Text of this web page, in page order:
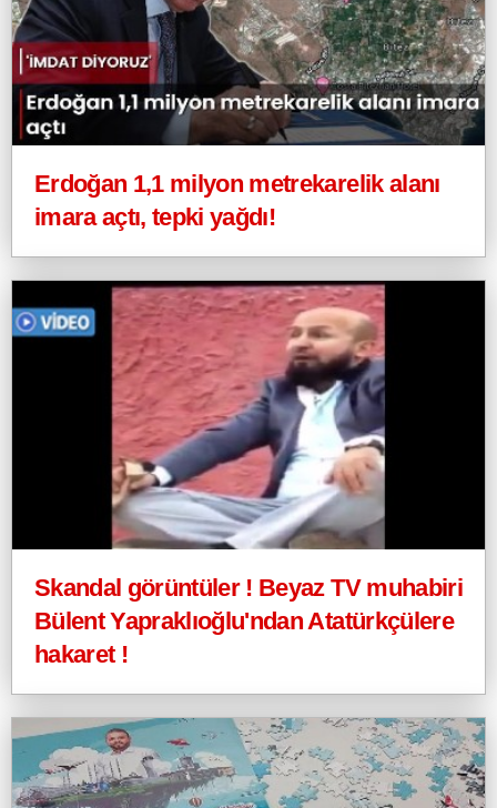
Erdoğan 1,1 milyon metrekarelik alanı
imara açtı, tepki yağdı!
Skandal görüntüler ! Beyaz TV muhabiri
Bülent Yapraklıoğlu'ndan Atatürkçülere
hakaret !